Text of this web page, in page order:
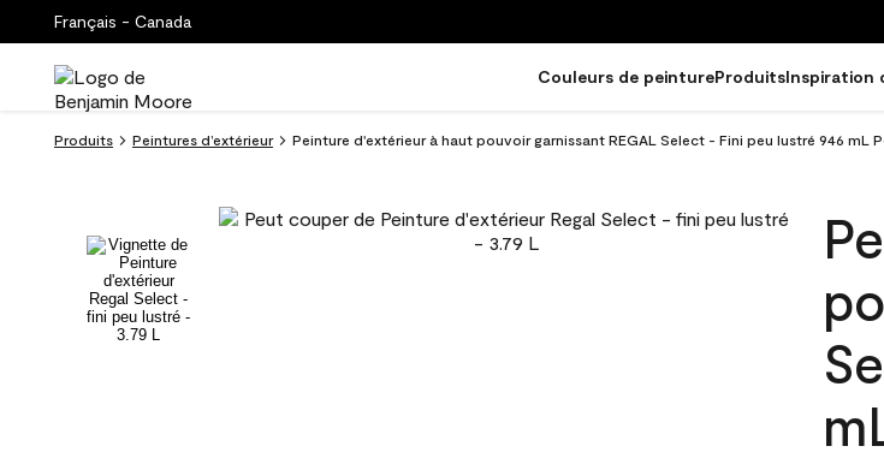
Français - Canada
Couleurs de peintureProduitsInspiration
Produits Peintures d’extérieur Peinture d'extérieur à haut pouvoir garnissant REGAL Select - Fini peu lustré 946 mL